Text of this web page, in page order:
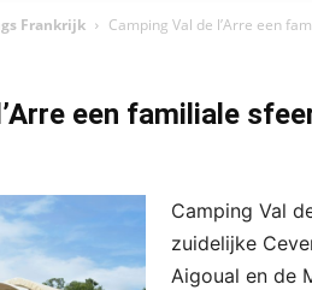
Frankrijk Camping Val de l’Arre een
een familiale
Camping Val
zuidelijke
Aigoual en de